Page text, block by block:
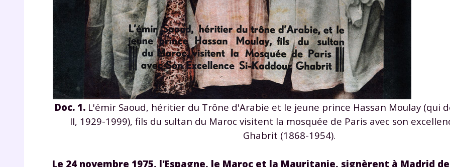
Doc. 1.L'émir Saoud, héritier du Trône d'Arabie et le jeune prince Hassan Moulay (qui
II, 1929-1999), fils du sultan du Maroc visitent la mosquée de Paris avec son
Ghabrit (1868-1954).
Le 24 novembre 1975, l'Espagne, le Maroc et la Mauritanie, signèrent à Madrid